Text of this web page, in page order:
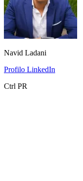
Navid Ladani
Profilo LinkedIn
Ctrl PR